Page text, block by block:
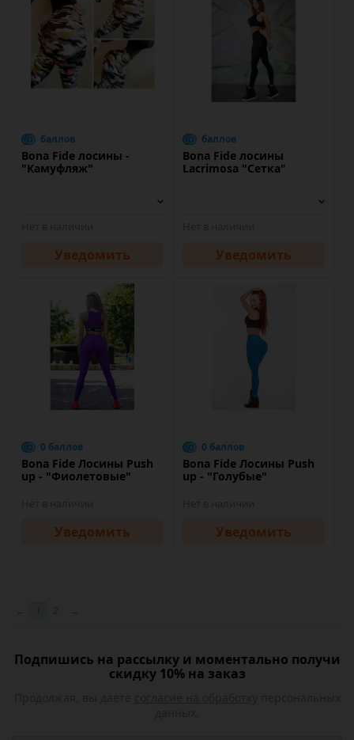
баллов
Bona Fide лосины -
"Камуфляж"
Уведомить
баллов
Bona Fide лосины
Lacrimosa "Сетка"
Уведомить
0 баллов
Bona Fide Лосины Push
up - "Фиолетовые"
Уведомить
0 баллов
Bona Fide Лосины Push
up - "Голубые"
Уведомить
Подпишись на рассылку и моментально получи
скидку 10% на заказ